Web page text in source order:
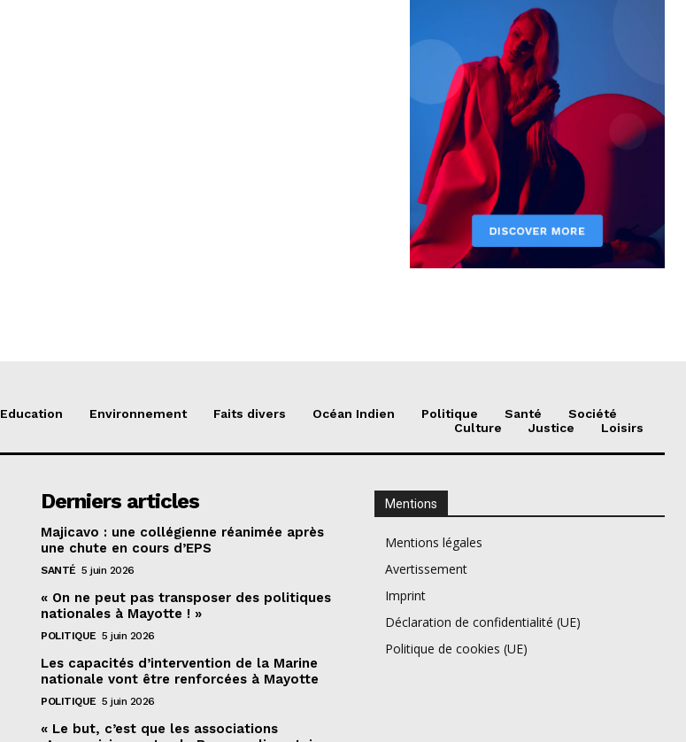
Education Environnement Faits divers Océan Indien Politique Santé
Société
Culture
Justice Loisirs
Derniers articles
Majicavo : une collégienne réanimée après
une chute en cours d’EPS
SANTÉ 5 juin 2026
« On ne peut pas transposer des politiques
nationales à Mayotte ! »
POLITIQUE 5 juin 2026
Les capacités d’intervention de la Marine
nationale vont être renforcées à Mayotte
POLITIQUE 5 juin 2026
« Le but, c’est que les associations
Mentions
Mentions légales
Avertissement
Imprint
Déclaration de confidentialité (UE)
Politique de cookies (UE)